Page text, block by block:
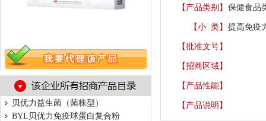
贝优力益生菌（菌株型）
BYL贝优力免疫球蛋白复合粉
【产品类别】 保健食品
【小 类】 提高免疫
【批准文号】
【招商区域】
【产品性能】
【产品说明】